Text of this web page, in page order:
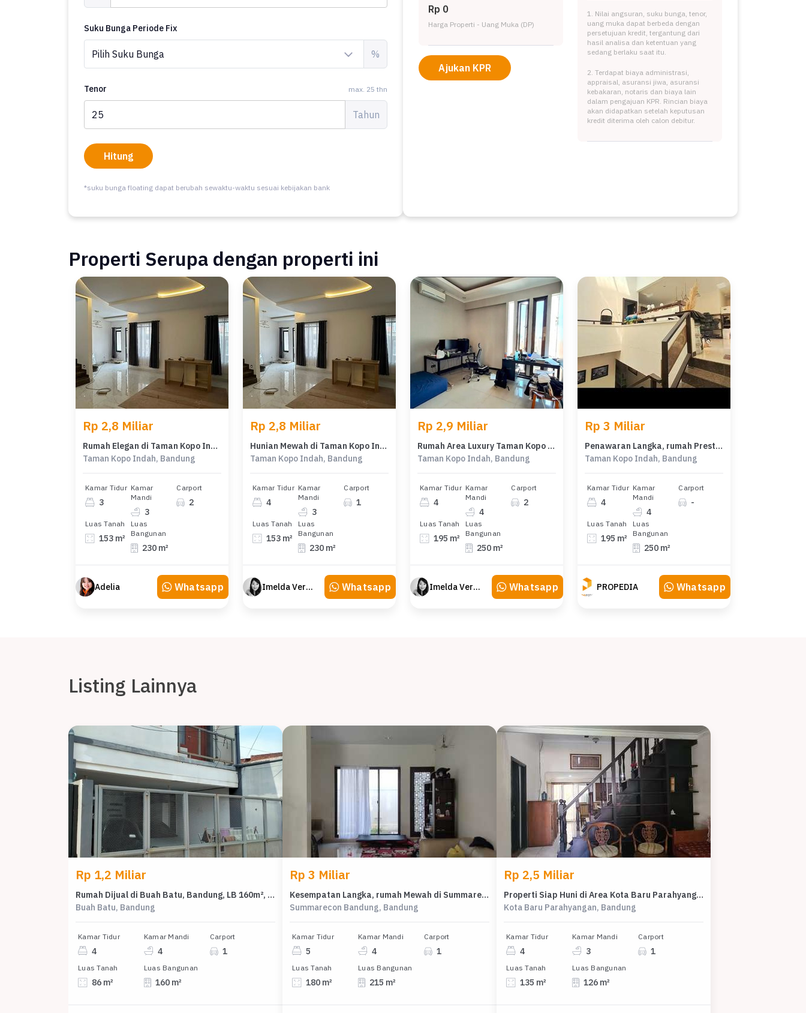
Suku Bunga Periode Fix
%
Tenor max. 25 thn
Tahun
Hitung
*suku bunga floating dapat berubah sewaktu-waktu sesuai kebijakan bank
Rp 0
Harga Properti - Uang Muka (DP)
Ajukan KPR
1. Nilai angsuran, suku bunga, tenor,
uang muka dapat berbeda dengan
persetujuan kredit, tergantung dari
hasil analisa dan ketentuan yang
sedang berlaku saat itu.
2. Terdapat biaya administrasi,
appraisal, asuransi jiwa, asuransi
kebakaran, notaris dan biaya lain
dalam pengajuan KPR. Rincian biaya
akan didapatkan setelah keputusan
kredit diterima oleh calon debitur.
Properti Serupa dengan properti ini
Rp 2,8 Miliar
Rumah Elegan di Taman Kopo Indah, Bandung, 3 KT, LT 153m²
Taman Kopo Indah, Bandung
Kamar Tidur
3
Kamar
Mandi
3
Carport
2
Luas Tanah
153 m²
Luas
Bangunan
230 m²
Adelia Whatsapp
Rp 2,8 Miliar
Hunian Mewah di Taman Kopo Indah, Bandung, 4 KT, LT 153m²
Taman Kopo Indah, Bandung
Kamar Tidur
4
Kamar
Mandi
3
Carport
1
Luas Tanah
153 m²
Luas
Bangunan
230 m²
Imelda Veranika Whatsapp
Rp 2,9 Miliar
Rumah Area Luxury Taman Kopo Indah, Bandung - Harga Menarik 2,9 Miliar
Taman Kopo Indah, Bandung
Kamar Tidur
4
Kamar
Mandi
4
Carport
2
Luas Tanah
195 m²
Luas
Bangunan
250 m²
Imelda Veranika Whatsapp
Rp 3 Miliar
Penawaran Langka, rumah Prestisius di Taman Kopo Indah, Bandung, LB 250m²
Taman Kopo Indah, Bandung
Kamar Tidur
4
Kamar
Mandi
4
Carport
-
Luas Tanah
195 m²
Luas
Bangunan
250 m²
PROPEDIA Whatsapp
Listing Lainnya
Rp 1,2 Miliar
Rumah Dijual di Buah Batu, Bandung, LB 160m², Harga Kompetitif!
Buah Batu, Bandung
Kamar Tidur
4
Kamar Mandi
4
Carport
1
Luas Tanah
86 m²
Luas Bangunan
160 m²
Rp 3 Miliar
Kesempatan Langka, rumah Mewah di Summarecon Bandung, Bandung, LB 215m²
Summarecon Bandung, Bandung
Kamar Tidur
5
Kamar Mandi
4
Carport
1
Luas Tanah
180 m²
Luas Bangunan
215 m²
Rp 2,5 Miliar
Properti Siap Huni di Area Kota Baru Parahyangan, Bandung, LT 135m²
Kota Baru Parahyangan, Bandung
Kamar Tidur
4
Kamar Mandi
3
Carport
1
Luas Tanah
135 m²
Luas Bangunan
126 m²